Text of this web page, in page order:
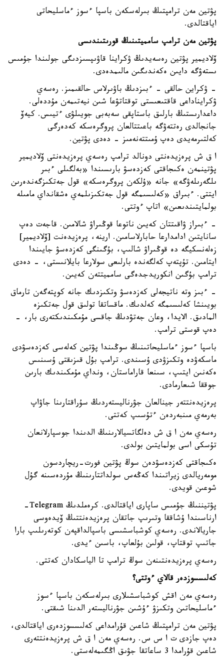
پۋتين مەن ترامپتىڭ بىرلەسكەن باسپا ءسوز ءماسليحاتى
اياقتالدى.
پۋتين مەن ترامپ سامميتىنىڭ قورىتىندىسى
ۆلاديمير پۋتين رەسەيدىڭ ۋكراينا قاۋىپسىزدىگى جولىندا جۇمىس
ىستەۋگە دايىن ەكەندىگىن مالىمدەدى.
- ۋكراين حالقى - ءبىزدىڭ باۋىرلاس حالقىمىز. رەسەي
ۋكرايناداعى قاقتىعىستى توقتاتۋعا شىن نيەتىمەن مۇددەلى.
داعدارىستىڭ بارلىق باستاپقى سەبەبى جويىلۋى ءتيىس. كيەۆ
جانجالدى رەتتەۋگە باعىتتالعان پروگرەسكە كەدەرگى
كەلتىرمەيدى دەپ ۇمىتتەنەمىز - دەدى پۋتين.
ا ق ش پرەزيدەنتى دونالد ترامپ رەسەي پرەزيدەنتى ۆلاديمير
پۋتينمەن ەكىجاقتى كەزدەسۋ بارىسىندا «بەلگىلى ءبىر
ىلگەرىلەۋگە» جانە «ۇلكەن پروگرەسكە» قول جەتكىزگەندەرىن
ايتتى. ءبىراق «كەلىسىمگە قول جەتكىزىلمەي ەشقانداي مامىلە
بولمايتىندىعىن» اتاپ ءوتتى.
- ءبىراز ۋاقىتتان كەيىن ناتوعا قوڭىراۋ شالامىن. قاجەت دەپ
سانايتىن ادامدارعا حابارلاسامىن. ارينە، پرەزيدەنت [ۆلاديمير]
زەلەنسكيگە دە قوڭىراۋ شالىپ، بۇگىنگى كەزدەسۋ جايىندا
ايتامىن. تۇپتەپ كەلگەندە بارلىعى سولارعا بايلانىستى، - دەدى
ترامپ بۇگىن انكوريدجدەگى سامميتتەن كەيىن.
- ءبىز وتە ناتيجەلى كەزدەسۋ وتكىزدىك جانە كوپتەگەن تارماق
بويىنشا كەلىسىمگە كەلدىك. ماقساتقا تولىق قول جەتكىزە
المادىق. الايدا، وعان جەتۋدىڭ جاقسى مۇمكىندىكتەرى بار، -
دەپ قوستى ترامپ.
باسپا ءسوز ءماسليحاتىنىڭ سوڭىندا پۋتين كەلەسى كەزدەسۋدى
ماسكەۋدە وتكىزۋدى ۇسىندى. ترامپ بۇل قىزىقتى ۇسىنىس
ەكەنىن ايتىپ، سىنعا قاراماستان، ونداي مۇمكىندىك بارىن
جوققا شىعارمادى.
پرەزيدەنتتەر جينالعان جۋرناليستەردىڭ سۇراقتارىنا جاۋاپ
بەرمەي مىنبەردەن ءتۇسىپ كەتتى.
رەسەي مەن ا ق ش دەلگاتسيالارىنىڭ الدىندا جوسپارلانعان
تۇسكى اسى بولمايتىن بولدى.
ەكىجاقتى كەزدەسۋدەن سوڭ پۋتين فورت-ريچاردسون
مومەريالدى زيراتىندا كەڭەس سولداتتارىنىڭ مۇردەسىنە گۇل
شوعىن قويدى.
پۋتيننىڭ جۇمىس ساپارى اياقتالدى. كرەملدىڭ Telegram-
ارناسىندا ۇشاققا وتىرىپ جاتقان پرەزيدەنتتىڭ ۆيدەوسى
جاريالاندى. رەسەي كوشباسشىسى باسپالداقپەن كوتەرىلىپ بارا
جاتىپ توقتاپ، قولىن بۇلعاپ، باسىن ءيدى.
رەسەي پرەزيدەنتىنەن سوڭ ترامپ تا الياسكادان كەتتى.
كەلىسسوزدەر قالاي ءوتتى؟
رەسەي مەن اقش كوشباسشىلارى بىرلەسكەن باسپا ءسوز
ءماسليحاتىن وتكىزۋ ءۇشىن جۋرناليستەر الدىنا شىقتى.
پۋتين مەن ترامپتىڭ شاعىن قۇرامداعى كەلىسسوزدەرى اياقتالدى،
دەپ جازدى ت ا س س. رەسەي مەن ا ق ش پرەزيدەنتتەرى
شاعىن قۇرامدا 3 ساعاتقا جۋىق اڭگىمەلەستى.